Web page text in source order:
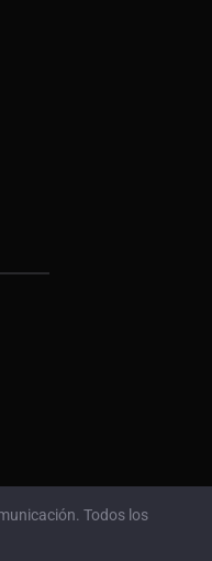
Todos los